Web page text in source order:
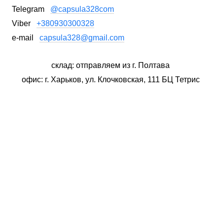
Telegram @capsula328com
Viber +380930300328
e-mail capsula328@gmail.com
склад: отправляем из г. Полтава
офис: г. Харьков, ул. Клочковская, 111 БЦ Тетрис